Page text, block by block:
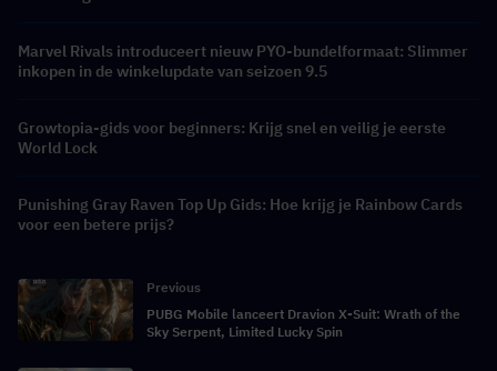
Marvel Rivals introduceert nieuw PYO-bundelformaat: Slimmer
inkopen in de winkelupdate van seizoen 9.5
Growtopia-gids voor beginners: Krijg snel en veilig je eerste
World Lock
Punishing Gray Raven Top Up Gids: Hoe krijg je Rainbow Cards
voor een betere prijs?
Previous
PUBG Mobile lanceert Dravion X-Suit: Wrath of the
Sky Serpent, Limited Lucky Spin